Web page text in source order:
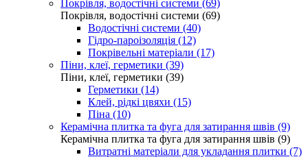
Покрівля, водостічні системи (69)
Покрівля, водостічні системи (69)
Водостічні системи (40)
Гідро-пароізоляція (12)
Покрівельні матеріали (17)
Піни, клеї, герметики (39)
Піни, клеї, герметики (39)
Герметики (14)
Клей, рідкі цвяхи (15)
Піна (10)
Керамічна плитка та фуга для затирання швів (9)
Керамічна плитка та фуга для затирання швів (9)
Витратні матеріали для укладання плитки (7)